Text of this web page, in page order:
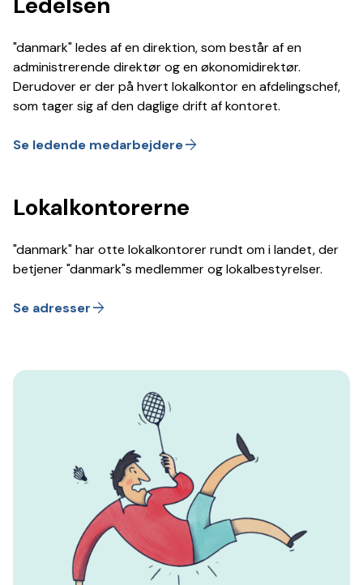
"danmark" ledes af en direktion, som består af en
administrerende direktør og en økonomidirektør.
Derudover er der på hvert lokalkontor en afdelingschef,
som tager sig af den daglige drift af kontoret.
Se ledende medarbejderearrow_forward
Lokalkontorerne
"danmark" har otte lokalkontorer rundt om i landet, der
betjener "danmark"s medlemmer og lokalbestyrelser.
Se adresserarrow_forward